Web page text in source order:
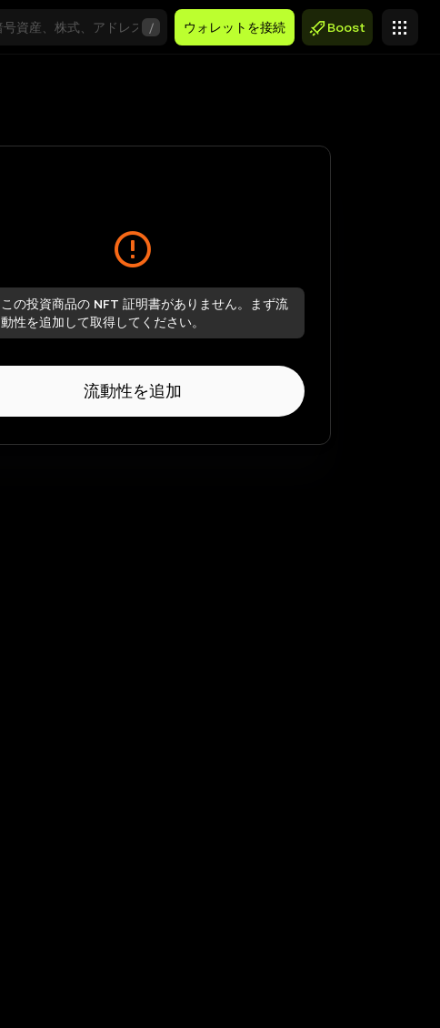
/ ウォレットを接続 Boost
この投資商品の NFT 証明書がありません。まず流
動性を追加して取得してください。
流動性を追加